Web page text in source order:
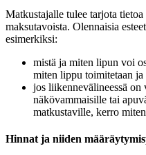
Matkustajalle tulee tarjota
maksutavoista. Olennaisia
esimerkiksi:
mistä ja miten lipun voi
miten lippu toimitetaan ja
jos liikennevälineessä
näkövammaisille tai
matkustaville, kerro
Hinnat ja niiden